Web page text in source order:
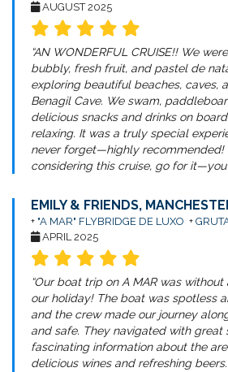
AUGUST 2025
“AN WONDERFUL CRUISE!! We
bubbly, fresh fruit, and pastel de
exploring beautiful beaches, caves,
Benagil Cave. We swam,
delicious snacks and drinks on
relaxing. It was a truly special
never forget—highly recommended!
considering this cruise, go for it—you
EMILY & FRIENDS,
+ "A MAR" FLYBRIDGE DE LUXO +
APRIL 2025
“Our boat trip on A MAR was
our holiday! The boat was spotless
and the crew made our journey
and safe. They navigated with great
fascinating information about the
delicious wines and refreshing